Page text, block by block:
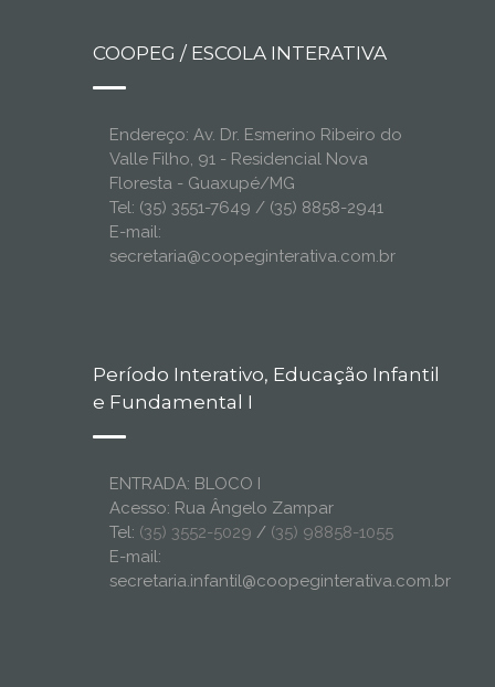
COOPEG / ESCOLA INTERATIVA
Endereço: Av. Dr. Esmerino Ribeiro do
Valle Filho, 91 - Residencial Nova
Floresta - Guaxupé/MG
Tel: (35) 3551-7649 / (35) 8858-2941
E-mail:
secretaria@coopeginterativa.com.br
Período Interativo, Educação Infantil
e Fundamental I
ENTRADA: BLOCO I
Acesso: Rua Ângelo Zampar
Tel: (35) 3552-5029 / (35) 98858-1055
E-mail:
secretaria.infantil@coopeginterativa.com.br